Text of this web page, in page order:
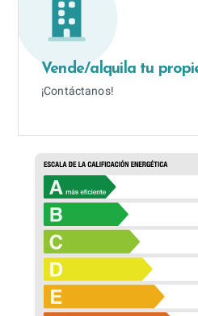
Vende/alquila tu
¡Contáctanos!